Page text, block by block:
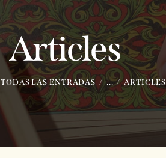
Articles
TODAS LAS ENTRADAS ... ARTICLES